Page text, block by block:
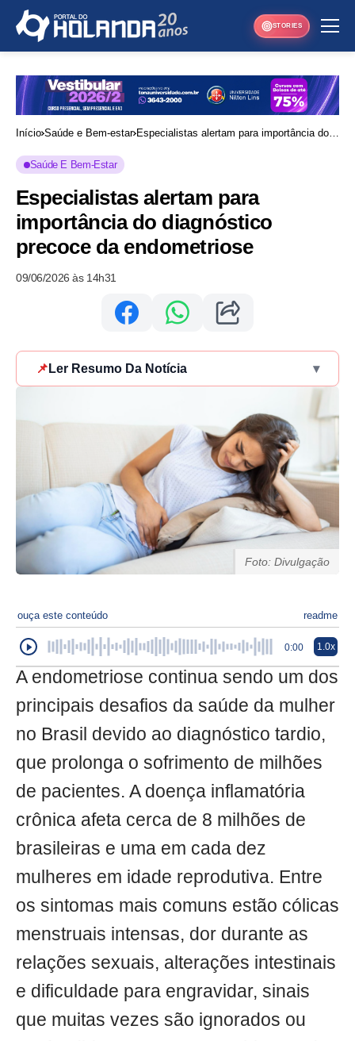
STORIES
Início Saúde e Bem-estar Especialistas alertam para importância do
Saúde E Bem-Estar
Especialistas alertam para
importância do diagnóstico
precoce da endometriose
09/06/2026 às 14h31
📌 Ler Resumo Da Notícia ▾
Foto: Divulgação
ouça este conteúdo readme
0:00 1.0x
A endometriose continua sendo um dos
principais desafios da saúde da mulher
no Brasil devido ao diagnóstico tardio,
que prolonga o sofrimento de milhões
de pacientes. A doença inflamatória
crônica afeta cerca de 8 milhões de
brasileiras e uma em cada dez
mulheres em idade reprodutiva. Entre
os sintomas mais comuns estão cólicas
menstruais intensas, dor durante as
relações sexuais, alterações intestinais
e dificuldade para engravidar, sinais
que muitas vezes são ignorados ou